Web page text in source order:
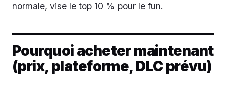
normale, vise le top 10 % pour le fun.
Pourquoi acheter maintenant
(prix, plateforme, DLC prévu)